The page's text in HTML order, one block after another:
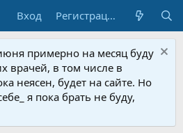
Вход Регистрация
примерно на месяц буду
врачей, в том числе в
неясен, будет на сайте. Но
я пока брать не буду,